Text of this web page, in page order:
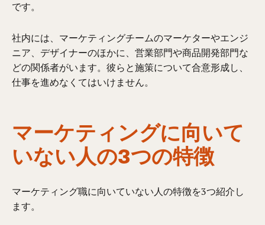
です。
社内には、マーケティングチームのマーケターやエンジ
ニア、デザイナーのほかに、営業部門や商品開発部門な
どの関係者がいます。彼らと施策について合意形成し、
仕事を進めなくてはいけません。
マーケティングに向いて
いない人の3つの特徴
マーケティング職に向いていない人の特徴を3つ紹介し
ます。